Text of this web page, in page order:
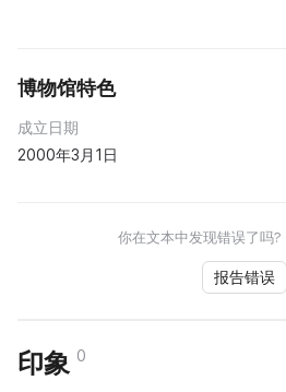
博物馆特色
成立日期
2000年3月1日
你在文本中发现错误了吗?
报告错误
印象 0